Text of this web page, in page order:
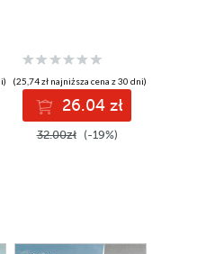
(25,74 zł najniższa cena z 30 dni)
26.04 zł
32.00zł (-19%)